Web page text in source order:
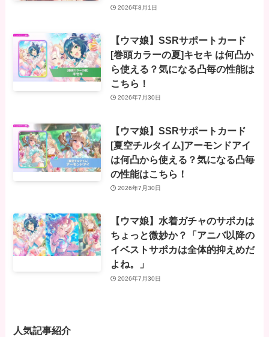
2026年8月1日
【ウマ娘】SSRサポートカード
[巻頭カラーの夏]キセキ は何凸か
ら使える？気になる凸毎の性能は
こちら！
2026年7月30日
【ウマ娘】SSRサポートカード
[夏空チルタイム]アーモンドアイ
は何凸から使える？気になる凸毎
の性能はこちら！
2026年7月30日
【ウマ娘】水着ガチャのサポカは
ちょっと微妙か？「アニバ以降の
イベストサポカは全体的抑えめだ
よね。」
2026年7月30日
人気記事紹介